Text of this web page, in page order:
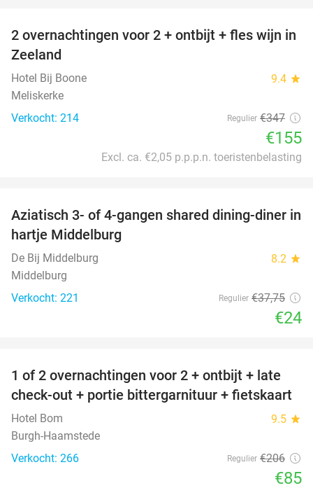
55%
2 overnachtingen voor 2 + ontbijt + fles wijn in
Zeeland
Hotel Bij Boone 9.4 star
Meliskerke
Verkocht: 214
Regulier €347
€155
Excl. ca. €2,05 p.p.p.n. toeristenbelasting
36%
Aziatisch 3- of 4-gangen shared dining-diner in
hartje Middelburg
De Bij Middelburg 8.2 star
Middelburg
Verkocht: 221
Regulier €37,75
€24
59%
1 of 2 overnachtingen voor 2 + ontbijt + late
check-out + portie bittergarnituur + fietskaart
Hotel Bom 9.5 star
Burgh-Haamstede
Verkocht: 266
Regulier €206
€85